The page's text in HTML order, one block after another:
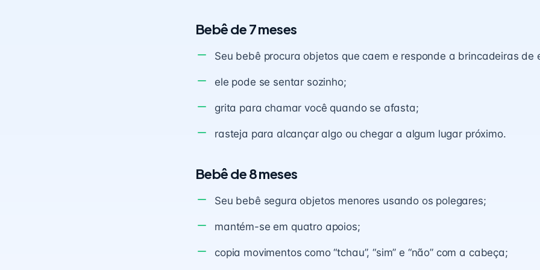
Bebê de 7 meses
Seu bebê procura objetos que caem e responde a brincadeiras de
ele pode se sentar sozinho;
grita para chamar você quando se afasta;
rasteja para alcançar algo ou chegar a algum lugar próximo.
Bebê de 8 meses
Seu bebê segura objetos menores usando os polegares;
mantém-se em quatro apoios;
copia movimentos como “tchau”, “sim” e “não” com a cabeça;